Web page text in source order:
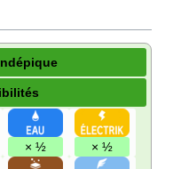
× ½ × ½